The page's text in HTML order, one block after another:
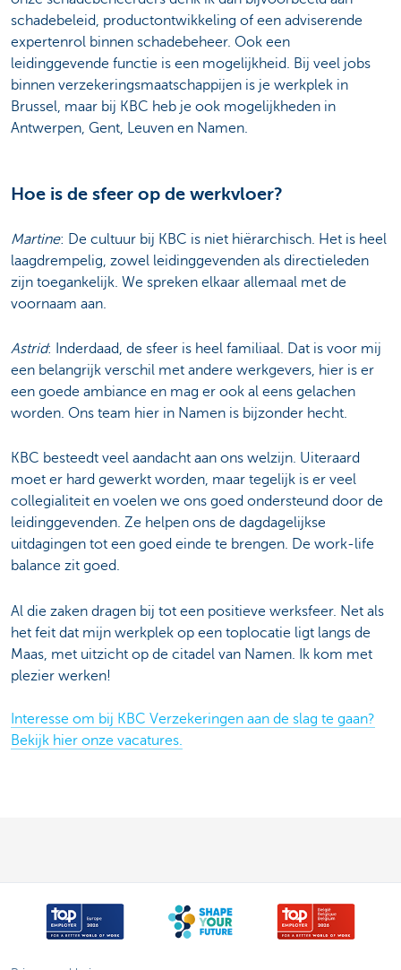
schadebeleid, productontwikkeling of een adviserende
expertenrol binnen schadebeheer. Ook een
leidinggevende functie is een mogelijkheid. Bij veel jobs
binnen verzekeringsmaatschappijen is je werkplek in
Brussel, maar bij KBC heb je ook mogelijkheden in
Antwerpen, Gent, Leuven en Namen.
Hoe is de sfeer op de werkvloer?
Martine: De cultuur bij KBC is niet hiërarchisch. Het is heel
laagdrempelig, zowel leidinggevenden als directieleden
zijn toegankelijk. We spreken elkaar allemaal met de
voornaam aan.
Astrid: Inderdaad, de sfeer is heel familiaal. Dat is voor mij
een belangrijk verschil met andere werkgevers, hier is er
een goede ambiance en mag er ook al eens gelachen
worden. Ons team hier in Namen is bijzonder hecht.
KBC besteedt veel aandacht aan ons welzijn. Uiteraard
moet er hard gewerkt worden, maar tegelijk is er veel
collegialiteit en voelen we ons goed ondersteund door de
leidinggevenden. Ze helpen ons de dagdagelijkse
uitdagingen tot een goed einde te brengen. De work-life
balance zit goed.
Al die zaken dragen bij tot een positieve werksfeer. Net als
het feit dat mijn werkplek op een toplocatie ligt langs de
Maas, met uitzicht op de citadel van Namen. Ik kom met
plezier werken!
Interesse om bij KBC Verzekeringen aan de slag te gaan?
Bekijk hier onze vacatures.